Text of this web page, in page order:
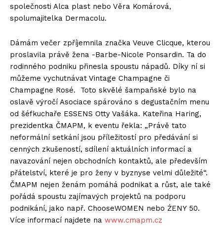
společnosti Alca plast nebo Věra Komárová,
spolumajitelka Dermacolu.
Dámám večer zpříjemnila značka Veuve Clicque, kterou
proslavila právě žena -Barbe-Nicole Ponsardin. Ta do
rodinného podniku přinesla spoustu nápadů. Díky ní si
můžeme vychutnávat Vintage Champagne či
Champagne Rosé. Toto skvělé šampaňské bylo na
oslavě výročí Asociace spárováno s degustačním menu
od šéfkuchaře ESSENS Otty Vašáka. Kateřina Haring,
prezidentka ČMAPM, k eventu řekla: „Právě tato
neformální setkání jsou příležitostí pro předávání si
cenných zkušeností, sdílení aktuálních informací a
navazování nejen obchodních kontaktů, ale především
přátelství, které je pro ženy v byznyse velmi důležité“.
ČMAPM nejen ženám pomáhá podnikat a růst, ale také
pořádá spoustu zajímavých projektů na podporu
podnikání, jako např. ChooseWOMEN nebo ŹENY 50.
Více informací najdete na www.cmapm.cz